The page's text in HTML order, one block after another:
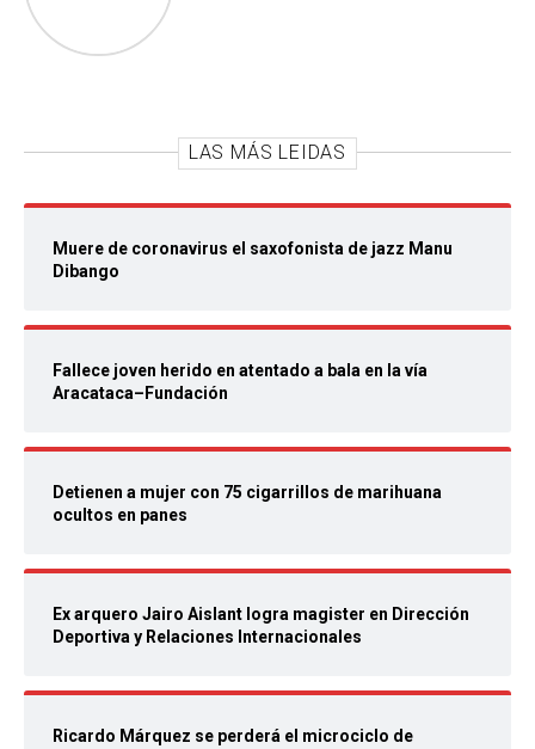
LAS MÁS LEIDAS
Muere de coronavirus el saxofonista de jazz Manu
Dibango
Fallece joven herido en atentado a bala en la vía
Aracataca–Fundación
Detienen a mujer con 75 cigarrillos de marihuana
ocultos en panes
Ex arquero Jairo Aislant logra magister en Dirección
Deportiva y Relaciones Internacionales
Ricardo Márquez se perderá el microciclo de